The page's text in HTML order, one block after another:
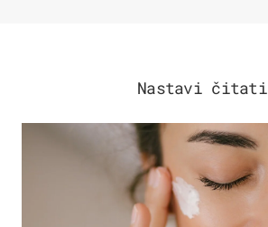
Nastavi čitati
MODA & LJEPOTA